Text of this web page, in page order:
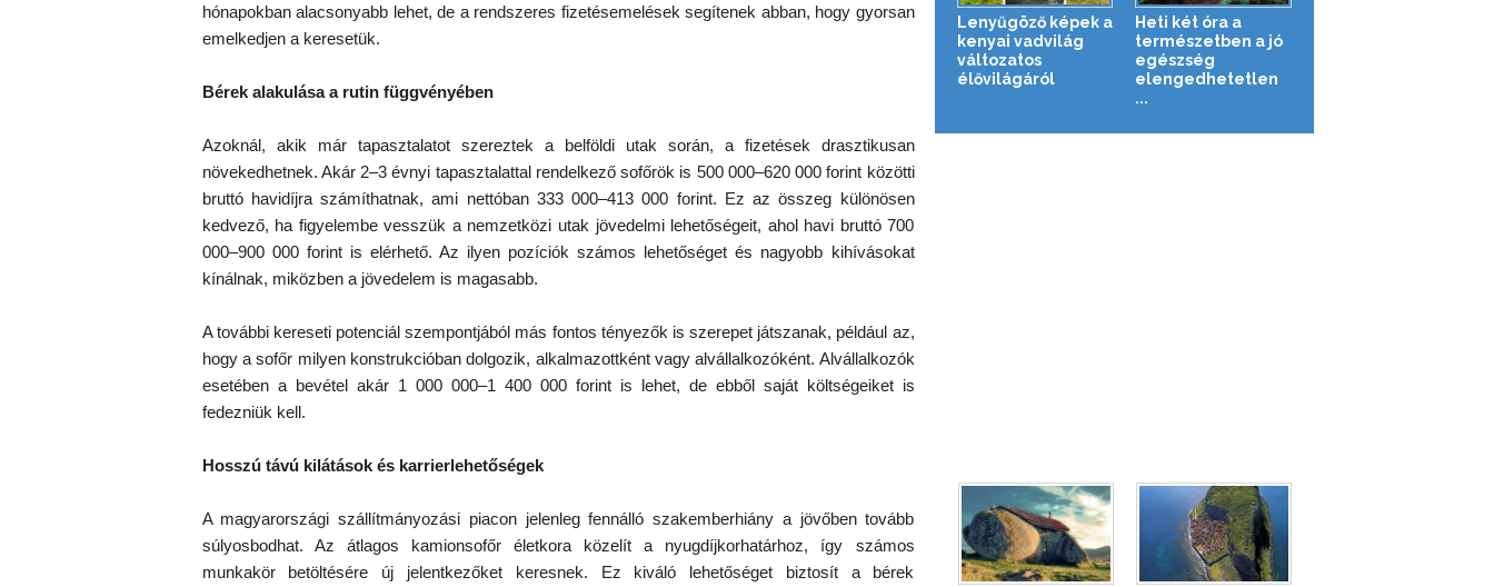
hónapokban alacsonyabb lehet, de a rendszeres fizetésemelések segítenek abban, hogy gyorsan
emelkedjen a keresetük.
Bérek alakulása a rutin függvényében
Azoknál, akik már tapasztalatot szereztek a belföldi utak során, a fizetések drasztikusan
növekedhetnek. Akár 2–3 évnyi tapasztalattal rendelkező sofőrök is 500 000–620 000 forint közötti
bruttó havidíjra számíthatnak, ami nettóban 333 000–413 000 forint. Ez az összeg különösen
kedvező, ha figyelembe vesszük a nemzetközi utak jövedelmi lehetőségeit, ahol havi bruttó 700
000–900 000 forint is elérhető. Az ilyen pozíciók számos lehetőséget és nagyobb kihívásokat
kínálnak, miközben a jövedelem is magasabb.
A további kereseti potenciál szempontjából más fontos tényezők is szerepet játszanak, például az,
hogy a sofőr milyen konstrukcióban dolgozik, alkalmazottként vagy alvállalkozóként. Alvállalkozók
esetében a bevétel akár 1 000 000–1 400 000 forint is lehet, de ebből saját költségeiket is
fedezniük kell.
Hosszú távú kilátások és karrierlehetőségek
A magyarországi szállítmányozási piacon jelenleg fennálló szakemberhiány a jövőben tovább
súlyosbodhat. Az átlagos kamionsofőr életkora közelít a nyugdíjkorhatárhoz, így számos
munkakör betöltésére új jelentkezőket keresnek. Ez kiváló lehetőséget biztosít a bérek
Lenyűgöző képek a
kenyai vadvilág
változatos
élővilágáról
Heti két óra a
természetben a jó
egészség
elengedhetetlen
...